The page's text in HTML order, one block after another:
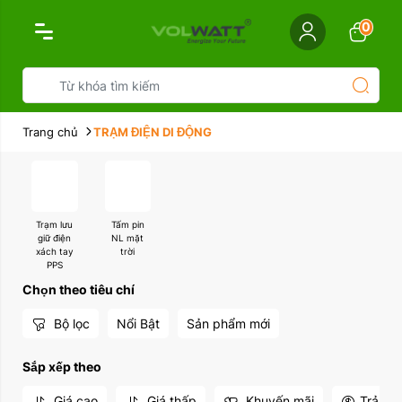
0
Trang chủ TRẠM ĐIỆN DI ĐỘNG
Trạm lưu
giữ điện
xách tay
PPS
Tấm pin
NL mặt
trời
Chọn theo tiêu chí
Bộ lọc Nổi Bật Sản phẩm mới
Sắp xếp theo